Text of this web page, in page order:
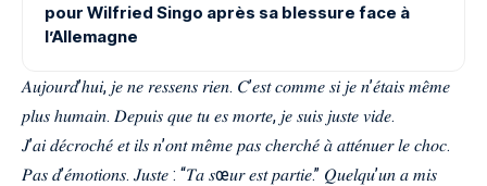
pour Wilfried Singo après sa blessure face à
l’Allemagne
𝐴𝑢𝑗𝑜𝑢𝑟𝑑’ℎ𝑢𝑖, 𝑗𝑒 𝑛𝑒 𝑟𝑒𝑠𝑠𝑒𝑛𝑠 𝑟𝑖𝑒𝑛. 𝐶’𝑒𝑠𝑡 𝑐𝑜𝑚𝑚𝑒 𝑠𝑖 𝑗𝑒 𝑛’𝑒́𝑡𝑎𝑖𝑠 𝑚𝑒̂𝑚𝑒
𝑝𝑙𝑢𝑠 ℎ𝑢𝑚𝑎𝑖𝑛. 𝐷𝑒𝑝𝑢𝑖𝑠 𝑞𝑢𝑒 𝑡𝑢 𝑒𝑠 𝑚𝑜𝑟𝑡𝑒, 𝑗𝑒 𝑠𝑢𝑖𝑠 𝑗𝑢𝑠𝑡𝑒 𝑣𝑖𝑑𝑒.
𝐽’𝑎𝑖 𝑑𝑒́𝑐𝑟𝑜𝑐ℎ𝑒́ 𝑒𝑡 𝑖𝑙𝑠 𝑛’𝑜𝑛𝑡 𝑚𝑒̂𝑚𝑒 𝑝𝑎𝑠 𝑐ℎ𝑒𝑟𝑐ℎ𝑒́ 𝑎̀ 𝑎𝑡𝑡𝑒́𝑛𝑢𝑒𝑟 𝑙𝑒 𝑐ℎ𝑜𝑐.
𝑃𝑎𝑠 𝑑’𝑒́𝑚𝑜𝑡𝑖𝑜𝑛𝑠. 𝐽𝑢𝑠𝑡𝑒 : “𝑇𝑎 𝑠œ𝑢𝑟 𝑒𝑠𝑡 𝑝𝑎𝑟𝑡𝑖𝑒.” 𝑄𝑢𝑒𝑙𝑞𝑢’𝑢𝑛 𝑎 𝑚𝑖𝑠